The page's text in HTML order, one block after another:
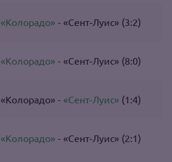
«Колорадо» - «Сент‑Луис» (3:2)
«Колорадо» - «Сент‑Луис» (8:0)
«Колорадо» - «Сент‑Луис» (1:4)
«Колорадо» - «Сент‑Луис» (2:1)